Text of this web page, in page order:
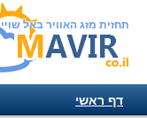
תחזית מזג האוויר באל
דף ראשי